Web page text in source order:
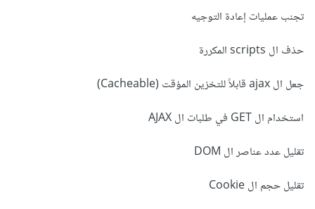
تجنب عمليات إعادة التوجيه
حذف ال scripts المكررة
جعل ال ajax قابلاً للتخزين المؤقت (Cacheable)
استخدام ال GET في طلبات ال AJAX
تقليل عدد عناصر ال DOM
تقليل حجم ال Cookie